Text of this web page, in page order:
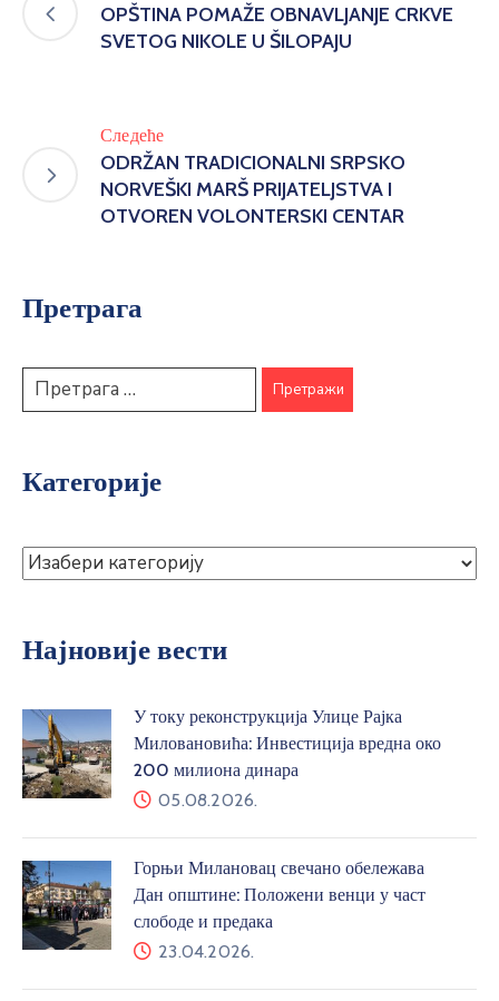
OPŠTINA POMAŽE OBNAVLJANJE CRKVE
SVETOG NIKOLE U ŠILOPAJU
Следеће
ODRŽAN TRADICIONALNI SRPSKO
NORVEŠKI MARŠ PRIJATELJSTVA I
OTVOREN VOLONTERSKI CENTAR
Претрага
Категорије
Најновије вести
У току реконструкција Улице Рајка
Миловановића: Инвестиција вредна око
200 милиона динара
05.08.2026.
Горњи Милановац свечано обележава
Дан општине: Положени венци у част
слободе и предака
23.04.2026.